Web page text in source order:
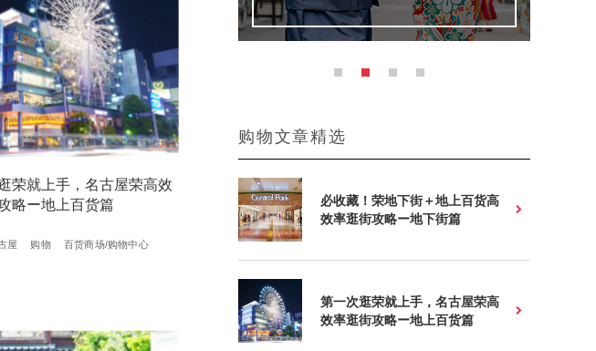
荣就上手，名古屋荣高效
略ー地上百货篇
屋 购物 百货商场/购物中心
购物文章精选
必收藏！荣地下街＋地上百货高
效率逛街攻略ー地下街篇
第一次逛荣就上手，名古屋荣高
效率逛街攻略ー地上百货篇